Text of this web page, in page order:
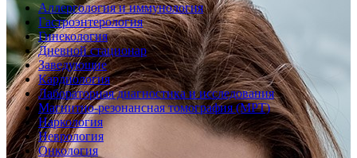
Аллергология и иммунология
Гастроэнтерология
Гинекология
Дневной стационар
Заведующие
Кардиология
Лабораторная диагностика и исследования
Магнитно-резонансная томография (МРТ)
Наркология
Неврология
Онкология